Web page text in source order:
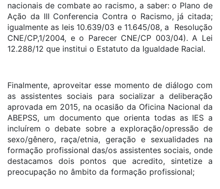
nacionais de combate ao racismo, a saber: o Plano de
Ação da III Conferencia Contra o Racismo, já citada;
igualmente as leis 10.639/03 e 11.645/08, a Resolução
CNE/CP,1/2004, e o Parecer CNE/CP 003/04). A Lei
12.288/12 que institui o Estatuto da Igualdade Racial.
Finalmente, aproveitar esse momento de diálogo com
as assistentes sociais para socializar a deliberação
aprovada em 2015, na ocasião da Oficina Nacional da
ABEPSS, um documento que orienta todas as IES a
incluírem o debate sobre a exploração/opressão de
sexo/gênero, raça/etnia, geração e sexualidades na
formação profissional das/os assistentes sociais, onde
destacamos dois pontos que acredito, sintetize a
preocupação no âmbito da formação profissional;